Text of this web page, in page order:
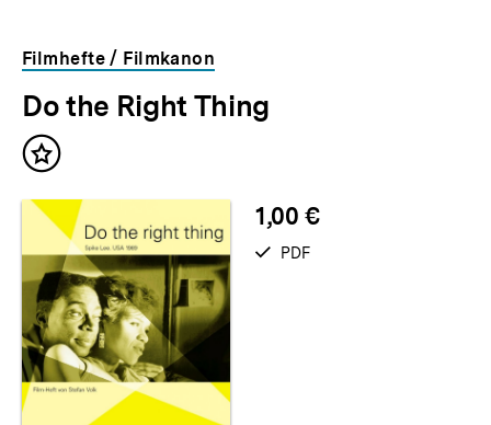
Filmhefte / Filmkanon
Do the Right Thing
Inhalt
1,00 €
verfügbar
PDF